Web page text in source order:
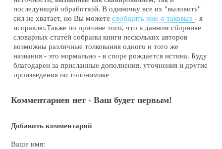
последующей обработкой. В одиночку все их "выловить"
сил не хватает, но Вы можетесообщить мне о таковых- я
исправлю.Также по причине того, что в данном сборнике
словарных статей собраны книги нескольких авторов
возможны различные толкования одного и того же
названия - это нормально - в споре рождается истина. Буду
благодарен за присланные дополнения, уточнения и другие
произведения по топонимике
Комментариев нет - Ваш будет первым!
Добавить комментарий
Ваше имя: